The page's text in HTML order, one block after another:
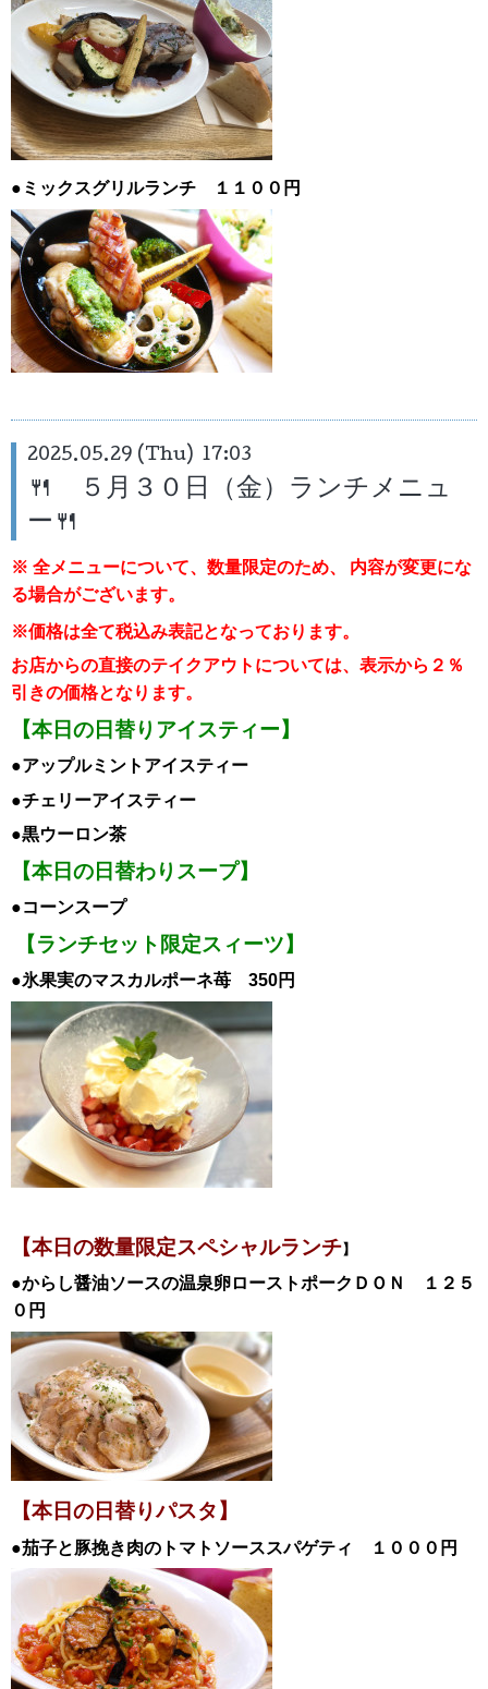
●ミックスグリルランチ １１００円
2025.05.29 (Thu) 17:03
🍴 ５月３０日（金）ランチメニュ
ー🍴
※ 全メニューについて、数量限定のため、
内容が変更にな
る場合がございます。
※価格は全て税込み表記となっております。
お店からの直接のテイクアウトについては、表示から２％
引きの価格となります。
【本日の日替りアイスティー】
●アップルミント アイスティー
●チェリーアイスティー
●黒ウーロン茶
【本日の日替わりスープ】
●コーンスープ
【ランチセット限定スィーツ】
●氷果実のマスカルポーネ苺 350円
【本日の数量限定スペシャルランチ】
●からし醤油ソースの温泉卵ローストポークＤＯＮ
１２５
０円
【本日の日替りパスタ】
●茄子と豚挽き肉のトマトソーススパゲティ １０００ 円